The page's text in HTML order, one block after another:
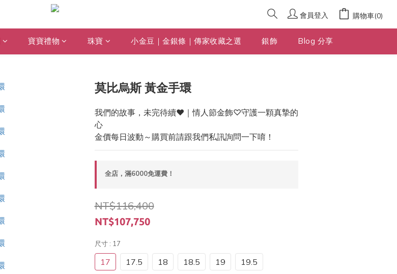
會員登入 購物車(0)
寶寶禮物 珠寶 小金豆｜金銀條｜傳家收藏之選 銀飾 Blog 分享
莫比烏斯 黃金手環
我們的故事，未完待續❤️｜情人節金飾♡守護一顆真摯的
心
金價每日波動～購買前請跟我們私訊詢問一下唷！
全店，滿6000免運費！
NT$116,400
NT$107,750
尺寸 : 17
17 17.5 18 18.5 19 19.5